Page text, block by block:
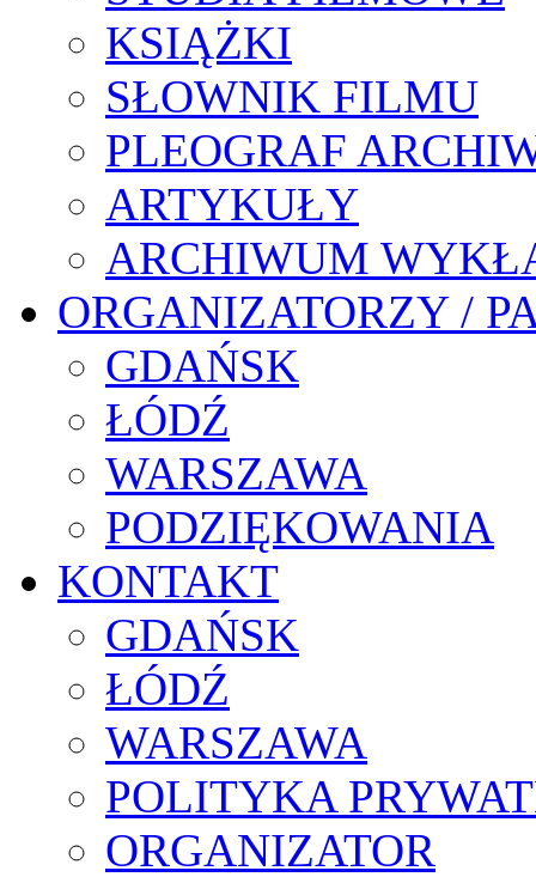
KSIĄŻKI
SŁOWNIK FILMU
PLEOGRAF
ARTYKUŁY
ARCHIWUM
ORGANIZATORZY /
GDAŃSK
ŁÓDŹ
WARSZAWA
PODZIĘKOWANIA
KONTAKT
GDAŃSK
ŁÓDŹ
WARSZAWA
POLITYKA
ORGANIZATOR